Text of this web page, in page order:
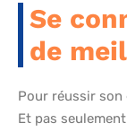
Se
de
Pour réussir
Et pas